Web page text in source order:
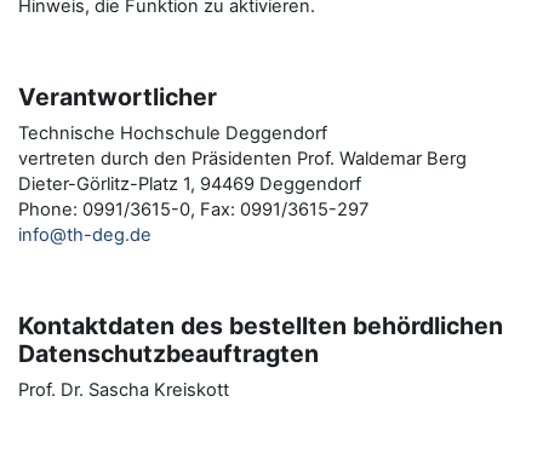
Hinweis, die Funktion zu aktivieren.
Verantwortlicher
Technische Hochschule Deggendorf
vertreten durch den Präsidenten Prof. Waldemar Berg
Dieter-Görlitz-Platz 1, 94469 Deggendorf
Phone: 0991/3615-0, Fax: 0991/3615-297
info@th-deg.de
Kontaktdaten des bestellten behördlichen
Datenschutzbeauftragten
Prof. Dr. Sascha Kreiskott